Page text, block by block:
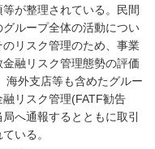
が整理されている。民間
ループ全体の活動につい
リスク管理のため、事業
融リスク管理態勢の評価
海外支店等も含めたグルー
リスク管理(FATF勧告
へ通報するとともに取引
いる。